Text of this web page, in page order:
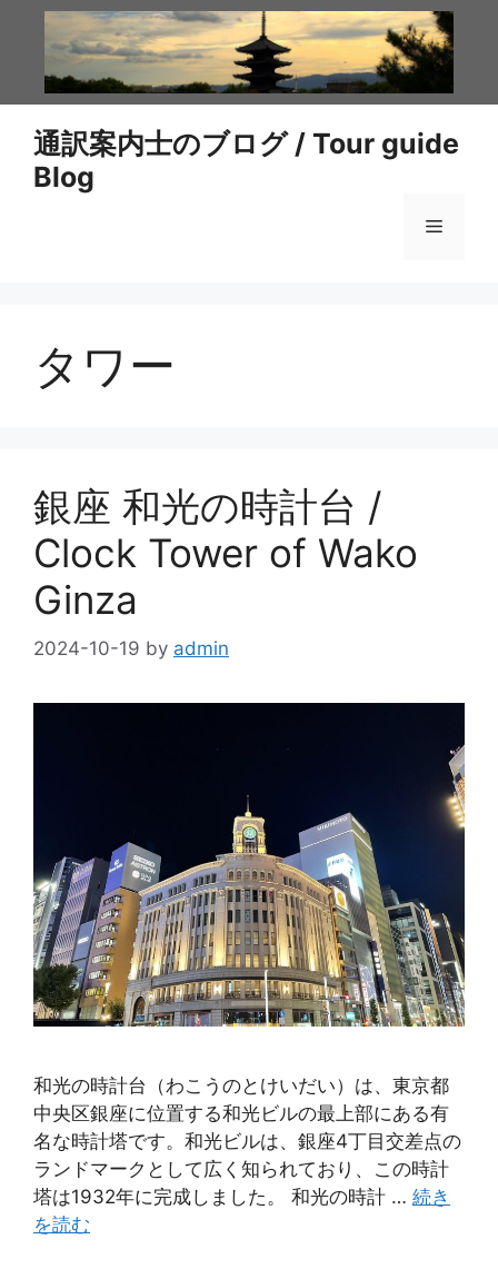
通訳案内士のブログ / Tour guide
Blog
メ
タワー
銀座 和光の時計台 /
Clock Tower of Wako
Ginza
2024-10-19 by admin
和光の時計台（わこうのとけいだい）は、東京都
中央区銀座に位置する和光ビルの最上部にある有
名な時計塔です。和光ビルは、銀座4丁目交差点の
ランドマークとして広く知られており、この時計
塔は1932年に完成しました。 和光の時計 … 続き
を読む